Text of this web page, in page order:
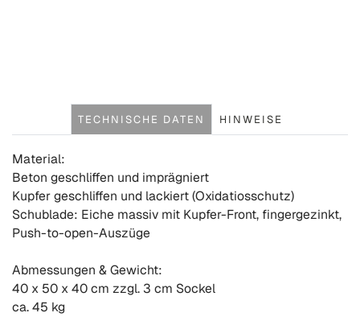
TECHNISCHE DATEN HINWEISE
Material:
Beton geschliffen und imprägniert
Kupfer geschliffen und lackiert (Oxidatiosschutz)
Schublade: Eiche massiv mit Kupfer-Front, fingergezinkt,
Push-to-open-Auszüge
Abmessungen & Gewicht:
40 x 50 x 40 cm zzgl. 3 cm Sockel
ca. 45 kg